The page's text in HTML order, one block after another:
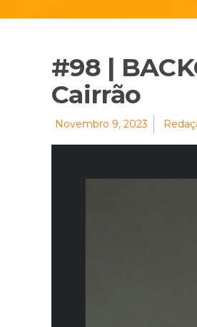
#98 |
Cairrão
Novembro 9, 2023